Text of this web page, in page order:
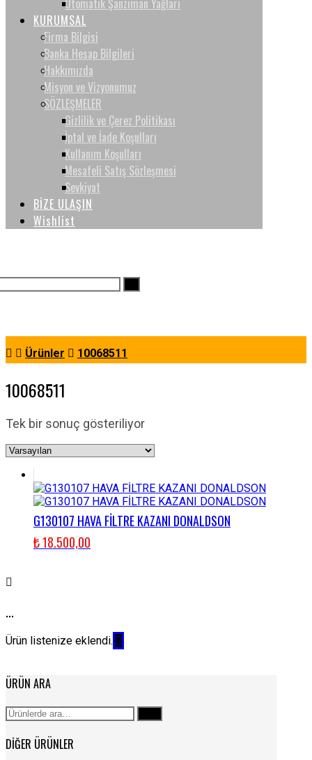
Otomatik Şanzıman Yağları
KURUMSAL
Firma Bilgisi
Banka Hesap Bilgileri
Hakkımızda
Misyon ve Vizyonumuz
SÖZLEŞMELER
Gizlilik ve Çerez Politikası
İptal ve İade Koşulları
Kullanım Koşulları
Mesafeli Satış Sözleşmesi
Sevkiyat
BİZE ULAŞIN
Wishlist
Ürünler 10068511
10068511
Tek bir sonuç gösteriliyor
G130107 HAVA FİLTRE KAZANI DONALDSON
₺18.500,00
...
Ürün listenize eklendi.
ÜRÜN ARA
Ara:
DIĞER ÜRÜNLER